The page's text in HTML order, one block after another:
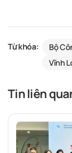
Từ khóa: Bộ
Vĩnh
Tin liên